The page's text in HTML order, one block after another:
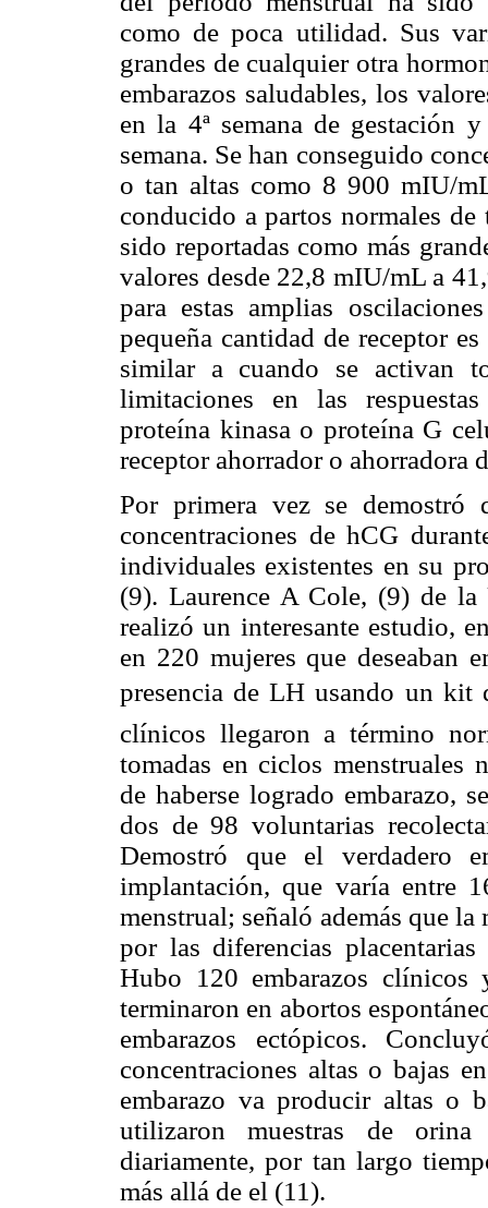
como de poca utilidad. Sus
grandes de cualquier otra
embarazos saludables, los
en la 4ª semana de gestación
semana. Se han conseguido
o tan altas como 8 900 mIU/
conducido a partos normales
sido reportadas como más
valores desde 22,8 mIU/mL a
para estas amplias
pequeña cantidad de receptor
similar a cuando se activan
limitaciones en las
proteína kinasa o proteína G
receptor ahorrador o ahorradora
Por primera vez se
concentraciones de hCG
individuales existentes en su
(9). Laurence A Cole, (9) de
realizó un interesante estudio,
en 220 mujeres que deseaban
presencia de LH usando un
clínicos llegaron a término
tomadas en ciclos menstruales
de haberse logrado embarazo,
dos de 98 voluntarias
Demostró que el verdadero
implantación, que varía entre
menstrual; señaló además que
por las diferencias
Hubo 120 embarazos
terminaron en abortos
embarazos ectópicos.
concentraciones altas o bajas
embarazo va producir altas o
utilizaron muestras de
diariamente, por tan largo
más allá de el (11).